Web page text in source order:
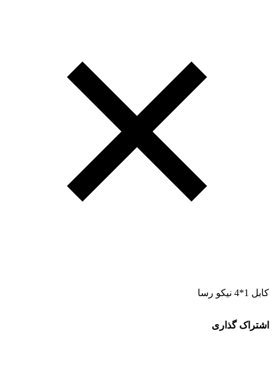
کابل 1*4 نیکو رسا
اشتراک گذاری